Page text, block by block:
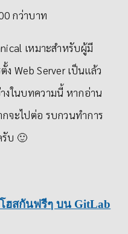
กว่าบาท
เหมาะสำหรับผู้มี
Web Server เป็นแล้ว
งในบทความนี้ หากอ่าน
จะไปต่อ รบกวนทำการ
รับ 🙂
ฮสกันฟรีๆ บน GitLab